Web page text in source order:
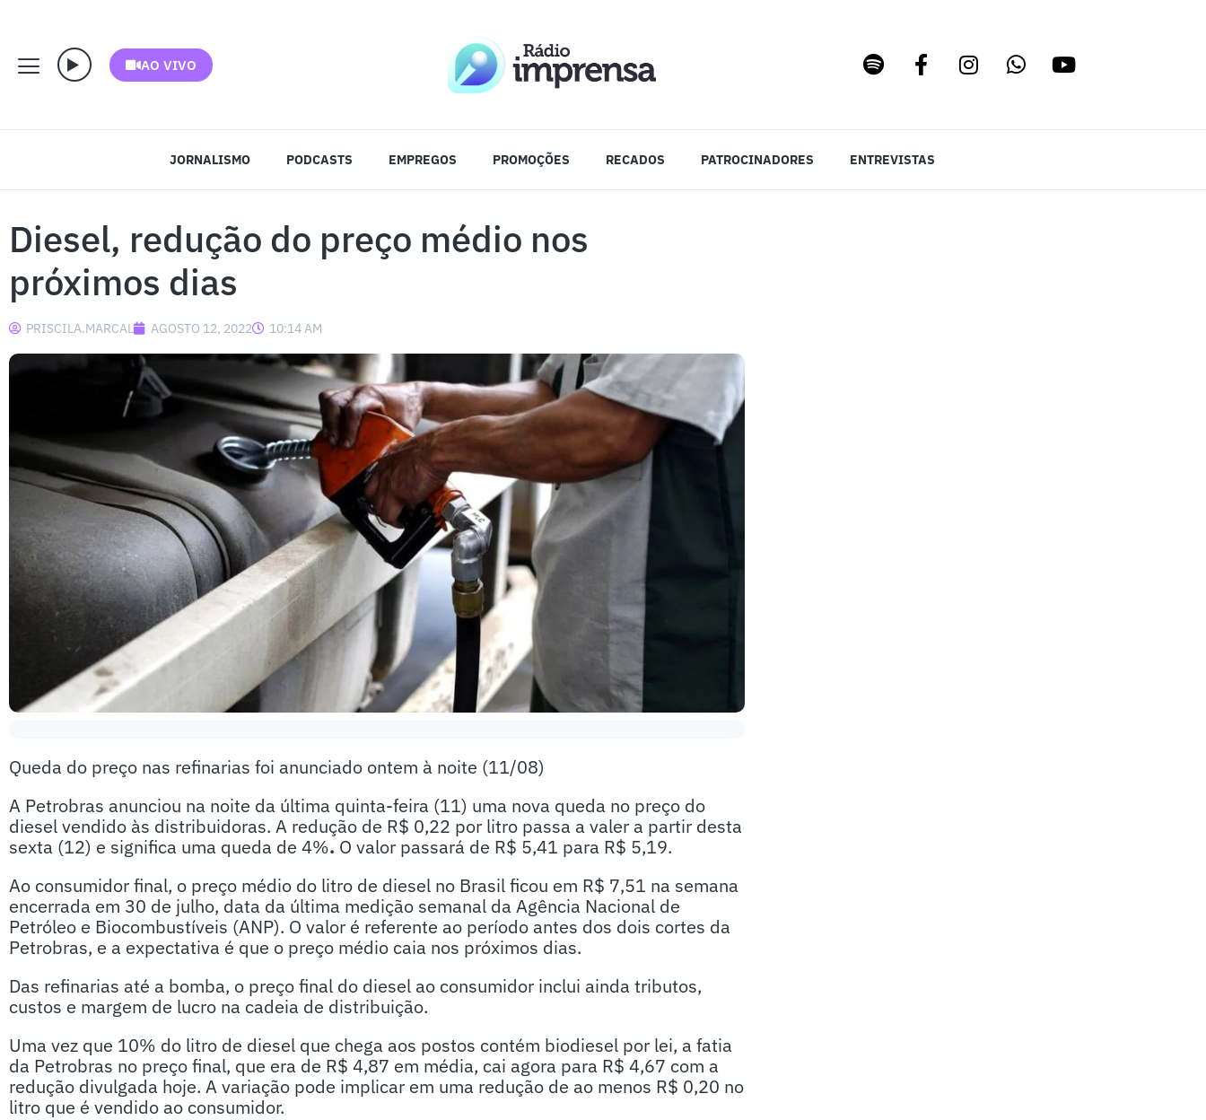
AO VIVO
JORNALISMO PODCASTS EMPREGOS PROMOÇÕES RECADOS PATROCINADORES ENTREVISTAS
Diesel, redução do preço médio nos
próximos dias
PRISCILA.MARCAL AGOSTO 12, 2022 10:14 AM
Queda do preço nas refinarias foi anunciado ontem à noite (11/08)
A Petrobras anunciou na noite da última quinta-feira (11) uma nova queda no preço do
diesel vendido às distribuidoras. A redução de R$ 0,22 por litro passa a valer a partir desta
sexta (12) e significa uma queda de 4%. O valor passará de R$ 5,41 para R$ 5,19.
Ao consumidor final, o preço médio do litro de diesel no Brasil ficou em R$ 7,51 na semana
encerrada em 30 de julho, data da última medição semanal da Agência Nacional de
Petróleo e Biocombustíveis (ANP). O valor é referente ao período antes dos dois cortes da
Petrobras, e a expectativa é que o preço médio caia nos próximos dias.
Das refinarias até a bomba, o preço final do diesel ao consumidor inclui ainda tributos,
custos e margem de lucro na cadeia de distribuição.
Uma vez que 10% do litro de diesel que chega aos postos contém biodiesel por lei, a fatia
da Petrobras no preço final, que era de R$ 4,87 em média, cai agora para R$ 4,67 com a
redução divulgada hoje. A variação pode implicar em uma redução de ao menos R$ 0,20 no
litro que é vendido ao consumidor.